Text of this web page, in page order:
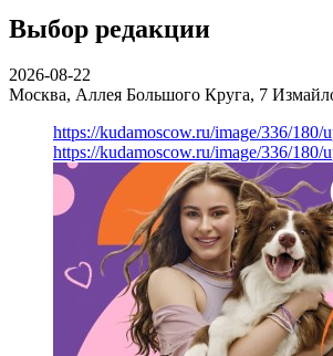
Выбор редакции
2026-08-22
Москва, Аллея Большого Круга, 7
https://kudamoscow.ru/image/336/180/
https://kudamoscow.ru/image/336/180/